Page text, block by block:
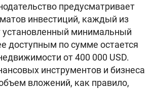
предусматривает
инвестиций, каждый из
установленный минимальный
доступным по сумме остается
от 400 000 USD.
инструментов и бизнеса
вложений, как правило,